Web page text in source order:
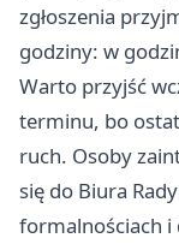
zgłoszenia
godziny: w
Warto przyjść
terminu, bo
ruch. Osoby
się do Biura
formalnościach